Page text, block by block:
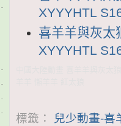
XYYYHTL
喜羊羊與灰太
XYYYHTL
標籤： 兒少動畫-喜